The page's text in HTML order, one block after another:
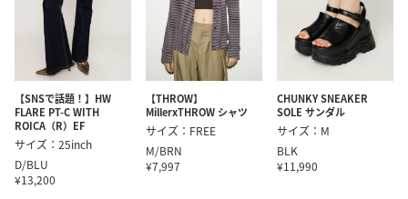
【SNSで話題！】HW
FLARE PT-C WITH
ROICA（R）EF
サイズ：25inch
D/BLU
¥13,200
【THROW】
MillerxTHROW シャツ
サイズ：FREE
M/BRN
¥7,997
CHUNKY SNEAKER
SOLE サンダル
サイズ：M
BLK
¥11,990